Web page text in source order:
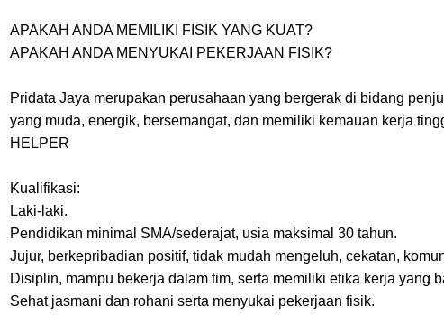
APAKAH ANDA MEMILIKI FISIK YANG KUAT?
APAKAH ANDA MENYUKAI PEKERJAAN FISIK?
Pridata Jaya merupakan perusahaan yang bergerak di bidang
yang muda, energik, bersemangat, dan memiliki kemauan kerja
HELPER
Kualifikasi:
Laki-laki.
Pendidikan minimal SMA/sederajat, usia maksimal 30 tahun.
Jujur, berkepribadian positif, tidak mudah mengeluh, cekatan,
Disiplin, mampu bekerja dalam tim, serta memiliki etika kerja yang
Sehat jasmani dan rohani serta menyukai pekerjaan fisik.